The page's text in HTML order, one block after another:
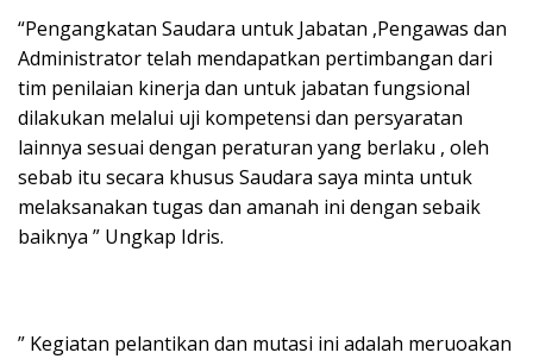
“Pengangkatan Saudara untuk Jabatan ,Pengawas dan
Administrator telah mendapatkan pertimbangan dari
tim penilaian kinerja dan untuk jabatan fungsional
dilakukan melalui uji kompetensi dan persyaratan
lainnya sesuai dengan peraturan yang berlaku , oleh
sebab itu secara khusus Saudara saya minta untuk
melaksanakan tugas dan amanah ini dengan sebaik
baiknya ” Ungkap Idris.
” Kegiatan pelantikan dan mutasi ini adalah meruoakan